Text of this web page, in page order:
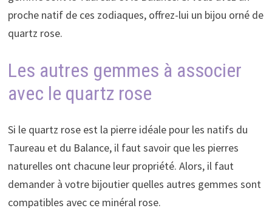
proche natif de ces zodiaques, offrez-lui un bijou orné de
quartz rose.
Les autres gemmes à associer
avec le quartz rose
Si le quartz rose est la pierre idéale pour les natifs du
Taureau et du Balance, il faut savoir que les pierres
naturelles ont chacune leur propriété. Alors, il faut
demander à votre bijoutier quelles autres gemmes sont
compatibles avec ce minéral rose.